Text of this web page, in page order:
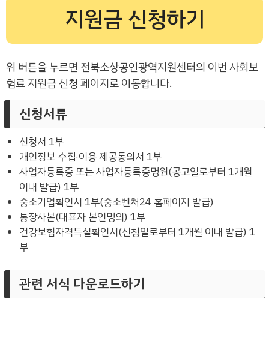
지원금 신청하기
위 버튼을 누르면 전북소상공인광역지원센터의 이번 사회보
험료 지원금 신청 페이지로 이동합니다.
신청서류
신청서 1부
개인정보 수집·이용 제공동의서 1부
사업자등록증 또는 사업자등록증명원(공고일로부터 1개월
이내 발급) 1부
중소기업확인서 1부(중소벤처24 홈페이지 발급)
통장사본(대표자 본인명의) 1부
건강보험자격득실확인서(신청일로부터 1개월 이내 발급) 1
부
관련 서식 다운로드하기